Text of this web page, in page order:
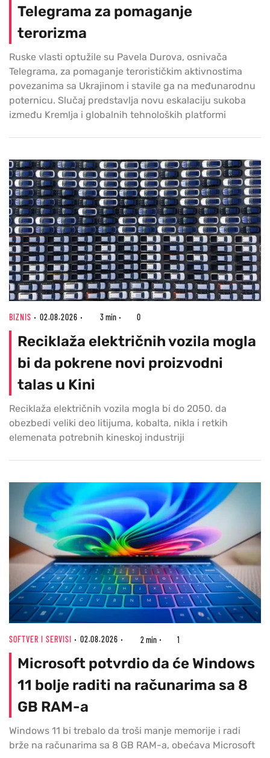
Telegrama za pomaganje
terorizma
Ruske vlasti optužile su Pavela Durova, osnivača
Telegrama, za pomaganje terorističkim aktivnostima
povezanima sa Ukrajinom i stavile ga na međunarodnu
poternicu. Slučaj predstavlja novu eskalaciju sukoba
između Kremlja i globalnih tehnoloških platformi
BIZNIS 02.08.2026 3 min 0
Reciklaža električnih vozila mogla
bi da pokrene novi proizvodni
talas u Kini
Reciklaža električnih vozila mogla bi do 2050. da
obezbedi veliki deo litijuma, kobalta, nikla i retkih
elemenata potrebnih kineskoj industriji
SOFTVER I SERVISI 02.08.2026 2 min 1
Microsoft potvrdio da će Windows
11 bolje raditi na računarima sa 8
GB RAM-a
Windows 11 bi trebalo da troši manje memorije i radi
brže na računarima sa 8 GB RAM-a, obećava Microsoft